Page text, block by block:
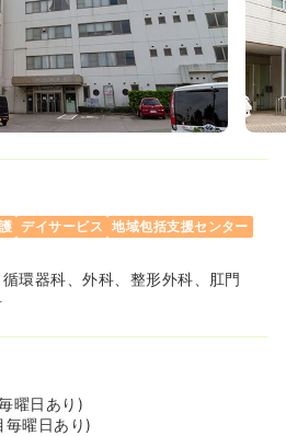
デイサービス
地域包括支援センター
環器科、外科、整形外科、肛門
曜日あり)
曜日あり)